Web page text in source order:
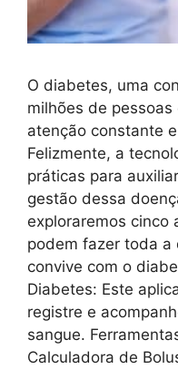
O diabetes, uma
milhões de
atenção constante
Felizmente, a
práticas para
gestão dessa
exploraremos cinco
podem fazer toda a
convive com o
Diabetes: Este
registre e
sangue.
Calculadora de